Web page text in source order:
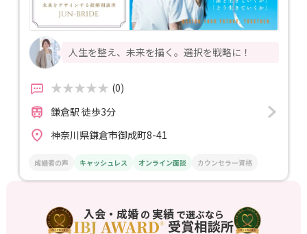
人生を整え、未来を描く。選択を戦略に！
(0)
鎌倉駅 徒歩3分
神奈川県鎌倉市御成町8-41
成婚者の声 キャッシュレス オンライン面談 カウンセラー資格
入会・成婚の 実績で選ぶなら